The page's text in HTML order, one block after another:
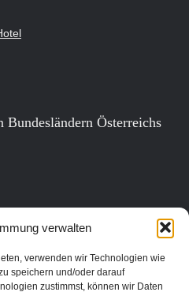
verwalten
verwenden wir Technologien wie
speichern und/oder darauf
zustimmst, können wir Daten
Österreichs